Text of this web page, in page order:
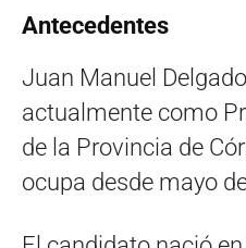
Antecedentes
Juan Manuel
actualmente como
de la Provincia de
ocupa desde mayo